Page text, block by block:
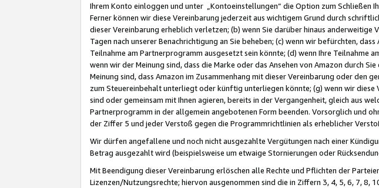
Ihrem Konto einloggen und unter „Kontoeinstellungen“ die Option zum Schließen
Ferner können wir diese Vereinbarung jederzeit aus wichtigem Grund durch
dieser Vereinbarung erheblich verletzen; (b) wenn Sie darüber hinaus
Tagen nach unserer Benachrichtigung an Sie beheben; (c) wenn wir befürchten,
Teilnahme am Partnerprogramm ausgesetzt sein könnte; (d) wenn Ihre
wenn wir der Meinung sind, dass die Marke oder das Ansehen von Amazon durch
Meinung sind, dass Amazon im Zusammenhang mit dieser Vereinbarung oder
zum Steuereinbehalt unterliegt oder künftig unterliegen könnte; (g) wenn wir diese
sind oder gemeinsam mit Ihnen agieren, bereits in der Vergangenheit, gleich aus
Partnerprogramm in der allgemein angebotenen Form beenden. Vorsorglich und
der Ziffer 5 und jeder Verstoß gegen die Programmrichtlinien als erheblicher
Wir dürfen angefallene und noch nicht ausgezahlte Vergütungen nach einer
Betrag ausgezahlt wird (beispielsweise um etwaige Stornierungen oder
Mit Beendigung dieser Vereinbarung erlöschen alle Rechte und Pflichten der
Lizenzen/Nutzungsrechte; hiervon ausgenommen sind die in Ziffern 3, 4, 5, 6, 7,